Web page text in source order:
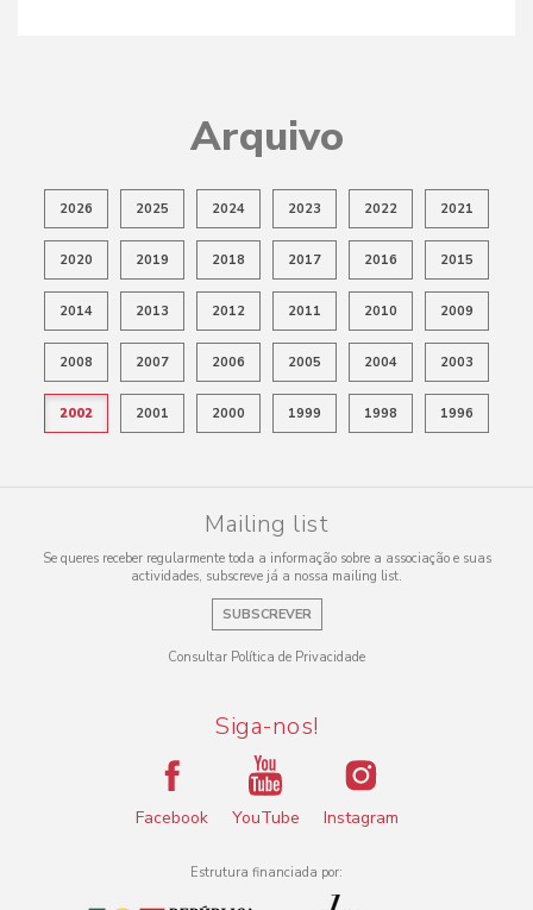
Arquivo
2026 2025 2024 2023 2022 2021
2020 2019 2018 2017 2016 2015
2014 2013 2012 2011 2010 2009
2008 2007 2006 2005 2004 2003
2002 2001 2000 1999 1998 1996
Mailing list
Se queres receber regularmente toda a informação sobre a associação e suas
actividades, subscreve já a nossa mailing list.
SUBSCREVER
Consultar Política de Privacidade
Siga-nos!
Facebook YouTube Instagram
Estrutura financiada por: